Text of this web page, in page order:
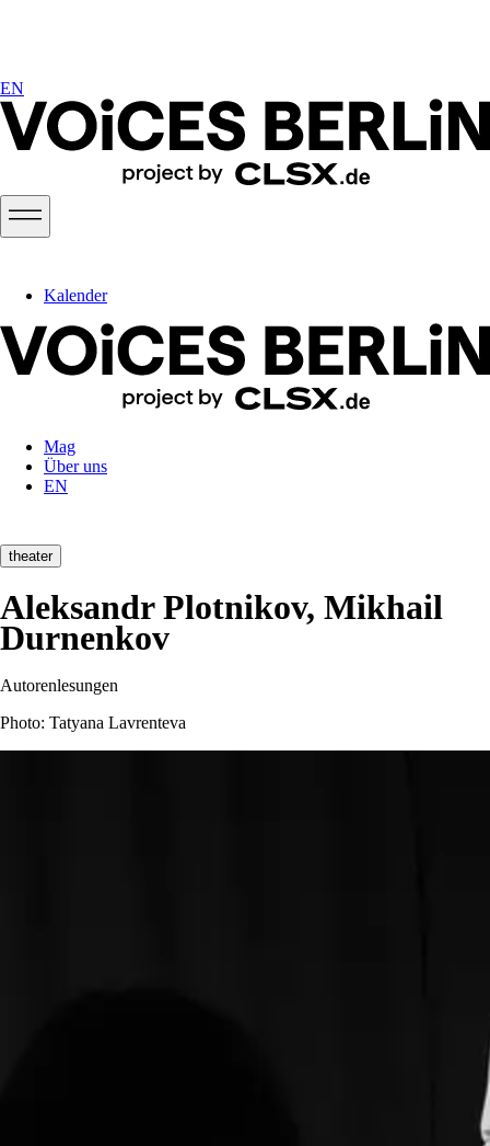
EN
Kalender
Mag
Über uns
EN
theater
Aleksandr Plotnikov, Mikhail
Durnenkov
Autorenlesungen
Photo: Tatyana Lavrenteva